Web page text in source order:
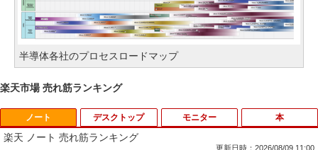
半導体各社のプロセスロードマップ
楽天市場 売れ筋ランキング
ノート
楽天 ノート 売れ筋ランキング
更新日時：2026/08/09 11:00
デスクトップ モニター 本